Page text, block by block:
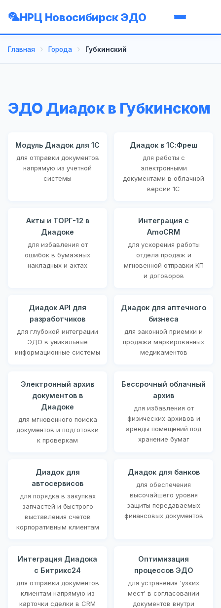
НРЦ Новосибирск ЭДО
Главная Города Губкинский
ЭДО Диадок в Губкинском
Модуль Диадок для 1С
для отправки документов
напрямую из учетной
системы
Диадок в 1С:Фреш
для работы с
электронными
документами в облачной
версии 1С
Акты и ТОРГ-12 в
Диадоке
для избавления от
ошибок в бумажных
накладных и актах
Интеграция с
AmoCRM
для ускорения работы
отдела продаж и
мгновенной отправки КП
и договоров
Диадок API для
разработчиков
для глубокой интеграции
ЭДО в уникальные
информационные системы
Диадок для аптечного
бизнеса
для законной приемки и
продажи маркированных
медикаментов
Электронный архив
документов в
Диадоке
для мгновенного поиска
документов и подготовки
к проверкам
Бессрочный облачный
архив
для избавления от
физических архивов и
аренды помещений под
хранение бумаг
Диадок для
автосервисов
для порядка в закупках
запчастей и быстрого
выставления счетов
корпоративным клиентам
Диадок для банков
для обеспечения
высочайшего уровня
защиты передаваемых
финансовых документов
Интеграция Диадока
с Битрикс24
для отправки документов
клиентам напрямую из
карточки сделки в CRM
Оптимизация
процессов ЭДО
для устранения 'узких
мест' в согласовании
документов внутри